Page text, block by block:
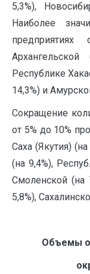
5,3%),
Наиболее
Республике
14,3%) и
Сокращение
от 5% до 10%
Саха (Якутия)
(на 9,4%),
Смоленской (на
5,8%),
Объемы